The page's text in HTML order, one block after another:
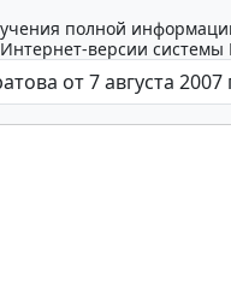
полной
версии системы